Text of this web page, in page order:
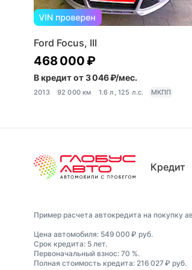
Ford Focus, III
468 000 ₽
В кредит от 3 046 ₽/мес.
2013 92 000 км 1.6 л, 125 л.с. МКПП
Кредит
Пример расчета автокредита на покупку
Цена автомобиля: 549 000 ₽ руб.
Срок кредита: 5 лет.
Первоначальный взнос: 70 %.
Полная стоимость кредита: 216 027 ₽ руб.